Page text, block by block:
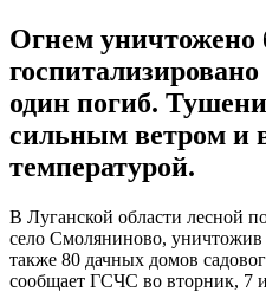
Огнем уничтожено
один погиб.
сильным ветром и
температурой.
В Луганской области лесной
село Смоляниново,
также 80 дачных домов
сообщает ГСЧС во вторник, 7